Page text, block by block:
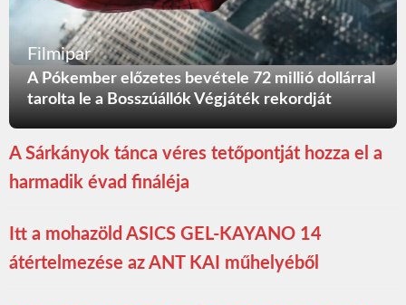
Filmipar
A Pókember előzetes bevétele 72 millió dollárral
tarolta le a Bosszúállók Végjáték rekordját
A Sárkányok tánca véres tetőpontját hozza el a
harmadik évad fináléja
Itt a mohazöld ASICS GEL-KAYANO 14
átértelmezése az ANT KAI műhelyéből